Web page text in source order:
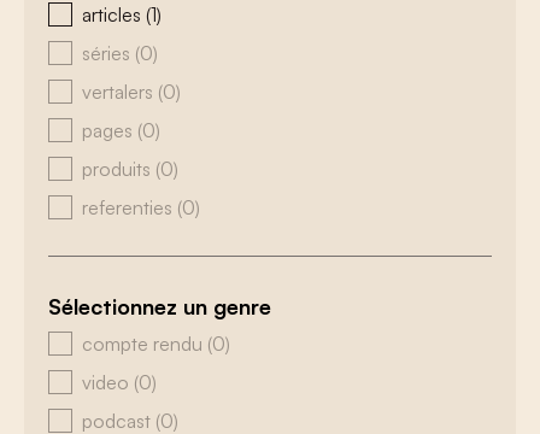
zoeken - type
articles (1)
séries (0)
vertalers (0)
pages (0)
produits (0)
referenties (0)
Sélectionnez un genre
zoeken - genre
compte rendu (0)
video (0)
podcast (0)